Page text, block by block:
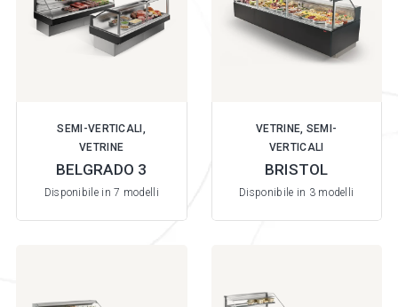
SEMI-VERTICALI,
VETRINE
BELGRADO 3
Disponibile in 7 modelli
VETRINE, SEMI-
VERTICALI
BRISTOL
Disponibile in 3 modelli